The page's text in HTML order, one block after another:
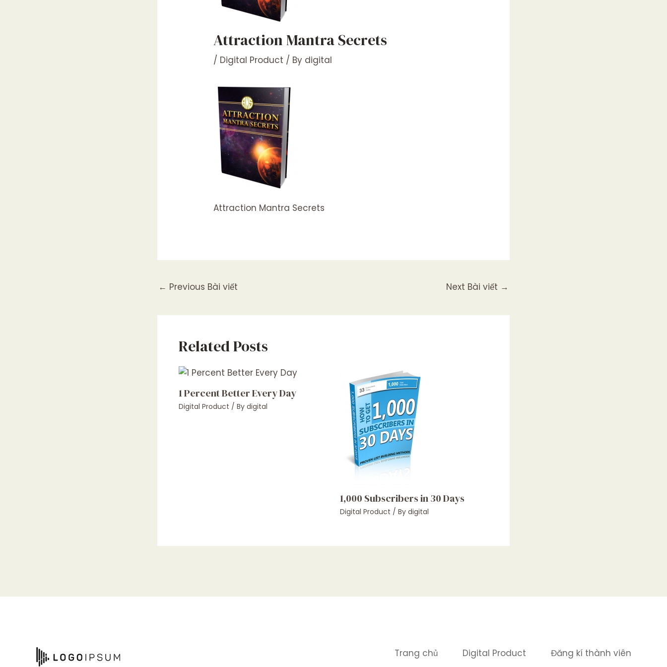
Attraction Mantra Secrets
/ Digital Product / By digital
Attraction Mantra Secrets
← Previous Bài viết Next Bài viết →
Related Posts
1 Percent Better Every Day
Digital Product / By digital
1,000 Subscribers in 30 Days
Digital Product / By digital
Trang chủ Digital Product Đăng kí thành viên